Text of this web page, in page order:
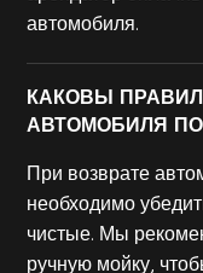
автомобиля.
КАКОВЫ
АВТОМОБИЛЯ
При возврате
необходимо
чистые. Мы
ручную мойку,